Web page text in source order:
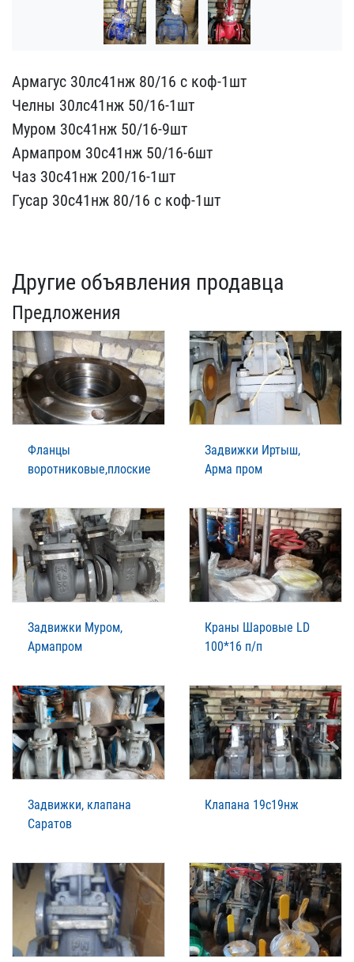
Армагус 30лс41нж 80/16 с​ коф-1шт
Челны 30лс41нж ​50/16-1шт
Муром 30с41нж ​50/16-9шт
Армапром 30с41​нж 50/16-6шт
Чаз 30с41нж​ 200/16-1шт
Гусар 30с41н​ж 80/16 с коф-1шт
Другие объявления продавца
Предложения
Фланцы
воротниковые,плоские
Задвижки Иртыш,
Арма пром
Задвижки Муром,
Армапром
Краны Шаровые LD
100*16 п/п
Задвижки, клапана
Саратов
Клапана 19с19нж